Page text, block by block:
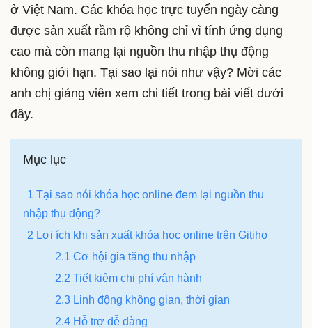
ở Việt Nam. Các khóa học trực tuyến ngày càng
được sản xuất rầm rộ không chỉ vì tính ứng dụng
cao mà còn mang lại nguồn thu nhập thụ động
không giới hạn. Tại sao lại nói như vậy? Mời các
anh chị giảng viên xem chi tiết trong bài viết dưới
đây.
Mục lục
1 Tại sao nói khóa học online đem lại nguồn thu
nhập thụ động?
2 Lợi ích khi sản xuất khóa học online trên Gitiho
2.1 Cơ hội gia tăng thu nhập
2.2 Tiết kiệm chi phí vận hành
2.3 Linh động không gian, thời gian
2.4 Hỗ trợ dễ dàng